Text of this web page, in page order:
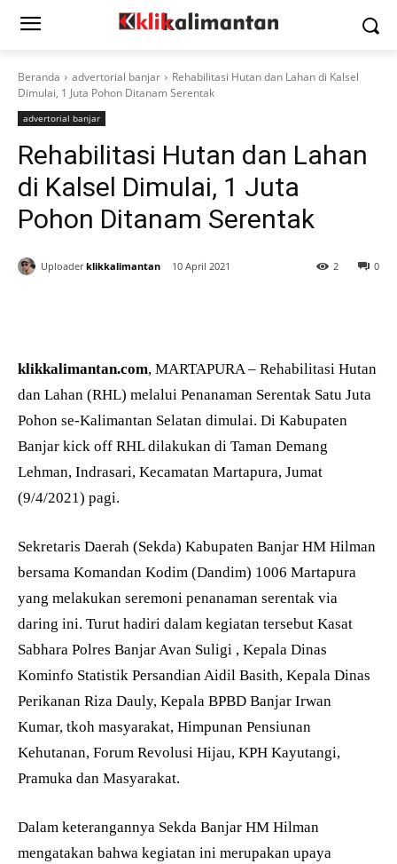
Beranda advertorial banjar
Rehabilitasi Hutan dan Lahan di Kalsel
Dimulai, 1 Juta Pohon Ditanam Serentak
advertorial banjar
Rehabilitasi Hutan dan Lahan
di Kalsel Dimulai, 1 Juta
Pohon Ditanam Serentak
Uploader klikkalimantan 10 April 2021 0
2
klikkalimantan.com, MARTAPURA – Rehabilitasi Hutan
dan Lahan (RHL) melalui Penanaman Serentak Satu Juta
Pohon se-Kalimantan Selatan dimulai. Di Kabupaten
Banjar kick off RHL dilakukan di Taman Demang
Lehman, Indrasari, Kecamatan Martapura, Jumat
(9/4/2021) pagi.
Sekretaris Daerah (Sekda) Kabupaten Banjar HM Hilman
bersama Komandan Kodim (Dandim) 1006 Martapura
yang melakukan seremoni penanaman serentak via
daring ini. Turut hadiri dalam kegiatan tersebut Kasat
Sabhara Polres Banjar Avan Suligi , Kepala Dinas
Kominfo Statistik Persandian Aidil Basith, Kepala Dinas
Perikanan Riza Dauly, Kepala BPBD Banjar Irwan
Kumar, tkoh masyarakat, Himpunan Pensiunan
Kehutanan, Forum Revolusi Hijau, KPH Kayutangi,
Pramuka dan Masyarakat.
Dalam keterangannya Sekda Banjar HM Hilman
mengatakan bahwa kegiatan ini merupakan upaya